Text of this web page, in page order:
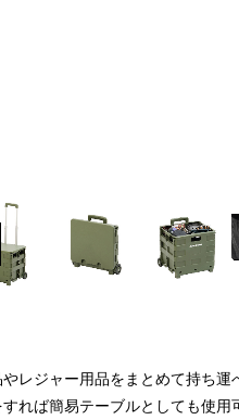
レジャー用品をまとめて持ち運
れば簡易テーブルとしても使用